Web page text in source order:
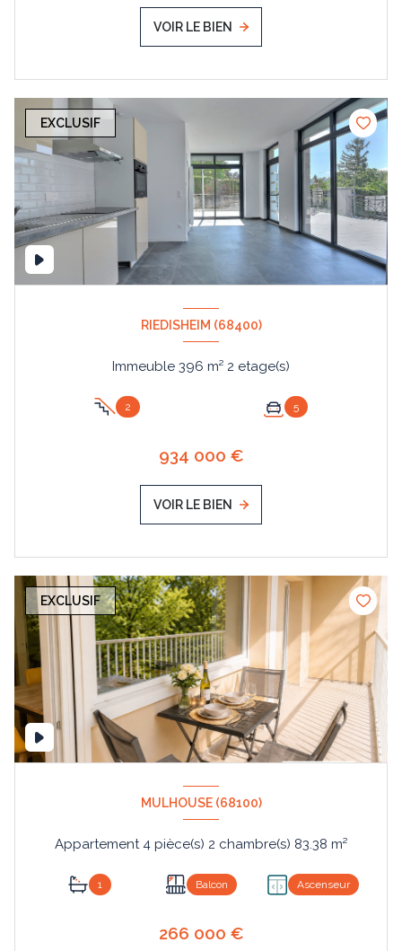
VOIR LE BIEN
EXCLUSIF
RIEDISHEIM (68400)
Immeuble 396 m² 2 etage(s)
2 5
934 000 €
VOIR LE BIEN
EXCLUSIF
MULHOUSE (68100)
Appartement 4 pièce(s) 2 chambre(s) 83.38 m²
1 Balcon Ascenseur
266 000 €